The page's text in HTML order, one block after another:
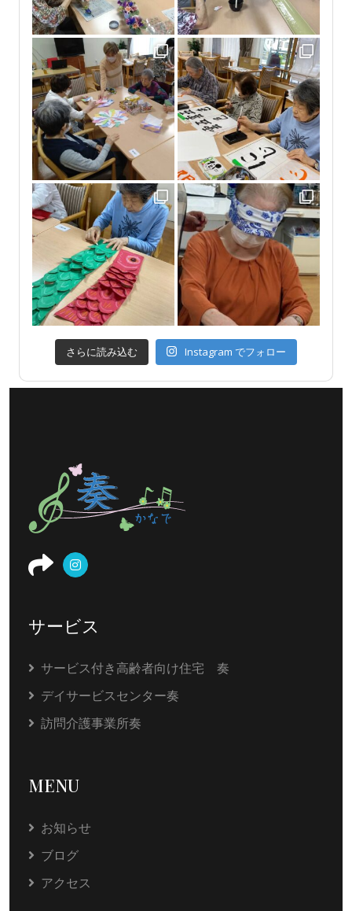
さらに読み込む Instagram でフォロー
サービス
サービス付き高齢者向け住宅 奏
デイサービスセンター奏
訪問介護事業所奏
MENU
お知らせ
ブログ
アクセス